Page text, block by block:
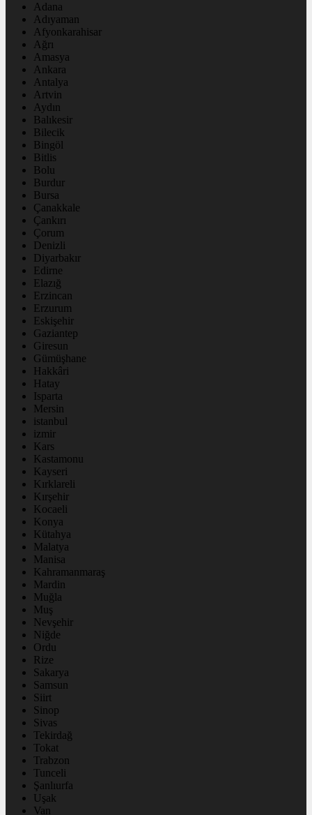
Adana
Adıyaman
Afyonkarahisar
Ağrı
Amasya
Ankara
Antalya
Artvin
Aydın
Balıkesir
Bilecik
Bingöl
Bitlis
Bolu
Burdur
Bursa
Çanakkale
Çankırı
Çorum
Denizli
Diyarbakır
Edirne
Elazığ
Erzincan
Erzurum
Eskişehir
Gaziantep
Giresun
Gümüşhane
Hakkâri
Hatay
Isparta
Mersin
istanbul
izmir
Kars
Kastamonu
Kayseri
Kırklareli
Kırşehir
Kocaeli
Konya
Kütahya
Malatya
Manisa
Kahramanmaraş
Mardin
Muğla
Muş
Nevşehir
Niğde
Ordu
Rize
Sakarya
Samsun
Siirt
Sinop
Sivas
Tekirdağ
Tokat
Trabzon
Tunceli
Şanlıurfa
Uşak
Van